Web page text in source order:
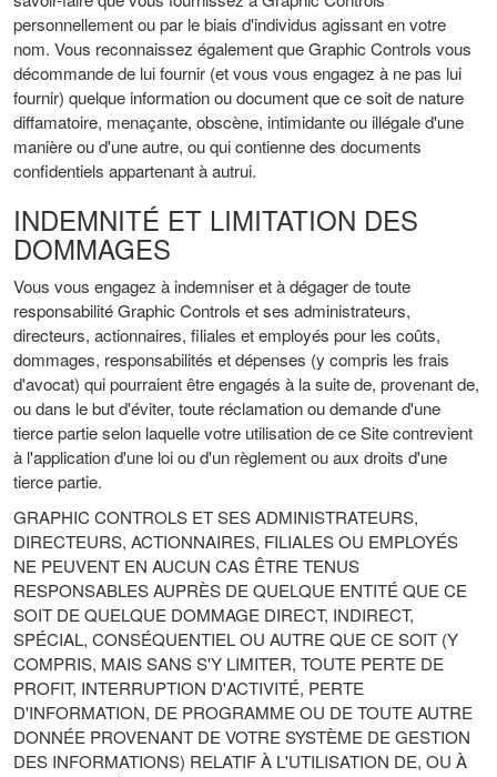
personnellement ou par le biais d'individus agissant en votre
nom. Vous reconnaissez également que Graphic Controls vous
décommande de lui fournir (et vous vous engagez à ne pas lui
fournir) quelque information ou document que ce soit de nature
diffamatoire, menaçante, obscène, intimidante ou illégale d'une
manière ou d'une autre, ou qui contienne des documents
confidentiels appartenant à autrui.
INDEMNITÉ ET LIMITATION DES
DOMMAGES
Vous vous engagez à indemniser et à dégager de toute
responsabilité Graphic Controls et ses administrateurs,
directeurs, actionnaires, filiales et employés pour les coûts,
dommages, responsabilités et dépenses (y compris les frais
d'avocat) qui pourraient être engagés à la suite de, provenant de,
ou dans le but d'éviter, toute réclamation ou demande d'une
tierce partie selon laquelle votre utilisation de ce Site contrevient
à l'application d'une loi ou d'un règlement ou aux droits d'une
tierce partie.
GRAPHIC CONTROLS ET SES ADMINISTRATEURS,
DIRECTEURS, ACTIONNAIRES, FILIALES OU EMPLOYÉS
NE PEUVENT EN AUCUN CAS ÊTRE TENUS
RESPONSABLES AUPRÈS DE QUELQUE ENTITÉ QUE CE
SOIT DE QUELQUE DOMMAGE DIRECT, INDIRECT,
SPÉCIAL, CONSÉQUENTIEL OU AUTRE QUE CE SOIT (Y
COMPRIS, MAIS SANS S'Y LIMITER, TOUTE PERTE DE
PROFIT, INTERRUPTION D'ACTIVITÉ, PERTE
D'INFORMATION, DE PROGRAMME OU DE TOUTE AUTRE
DONNÉE PROVENANT DE VOTRE SYSTÈME DE GESTION
DES INFORMATIONS) RELATIF À L'UTILISATION DE, OU À